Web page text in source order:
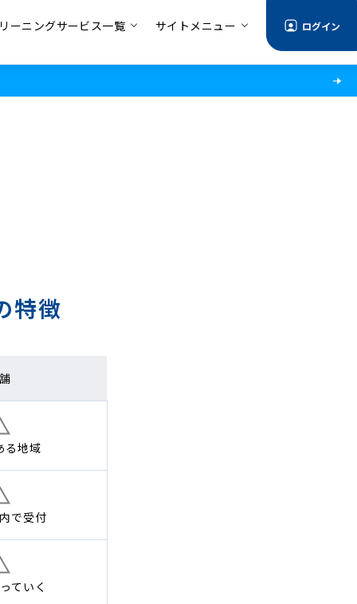
ーニングサービス一覧 サイトメニュー ログイン
特徴
る地域
で受付
ていく